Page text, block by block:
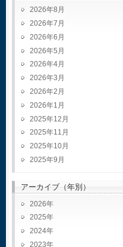
2026年8月
2026年7月
2026年6月
2026年5月
2026年4月
2026年3月
2026年2月
2026年1月
2025年12月
2025年11月
2025年10月
2025年9月
アーカイブ（年別）
2026
2025
2024
2023